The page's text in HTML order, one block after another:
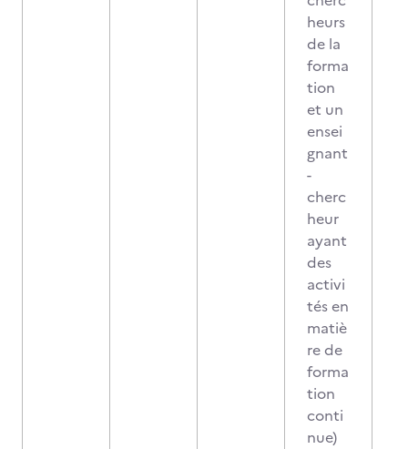
heurs
de la
forma
tion
et un
ensei
gnant
-
cherc
heur
ayant
des
activi
tés en
matiè
re de
forma
tion
conti
nue)